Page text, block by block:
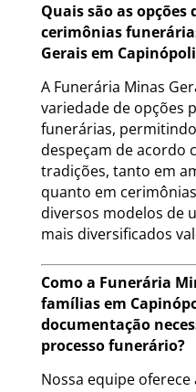
Quais são as
cerimônias
Gerais em
A Funerária Minas
variedade de opções
funerárias,
despeçam de acordo
tradições, tanto em
quanto em
diversos modelos de
mais diversificados
Como a Funerária
famílias em
documentação
processo funerário?
Nossa equipe